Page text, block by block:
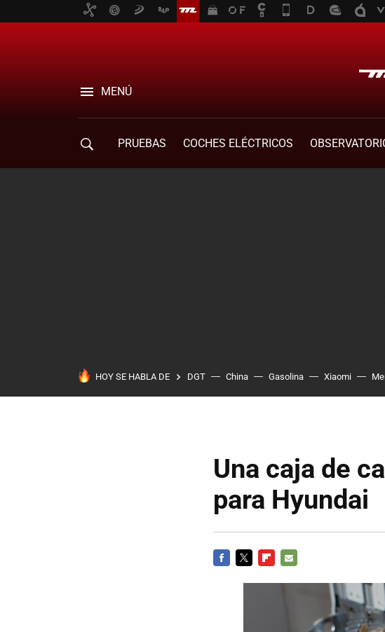
MENÚ
PRUEBAS COCHES ELÉCTRICOS
HOY SE HABLA DE DGT China Gasolina Xiaomi
Una caja de
para Hyundai